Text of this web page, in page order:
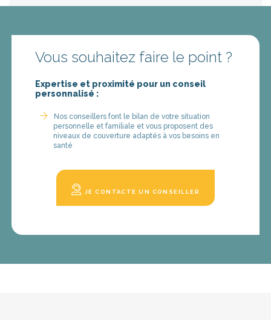
Vous souhaitez faire le point ?
Expertise et proximité pour un conseil
personnalisé :
Nos conseillers font le bilan de votre situation
personnelle et familiale et vous proposent des
niveaux de couverture adaptés à vos besoins en
santé
JE CONTACTE UN CONSEILLER